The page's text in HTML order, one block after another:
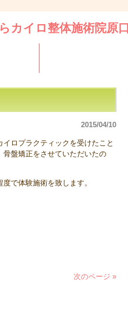
2015/04/10
ロプラクティックを受けたこと
盤矯正をさせていただいたの
で体験施術を致します。
次のページ »